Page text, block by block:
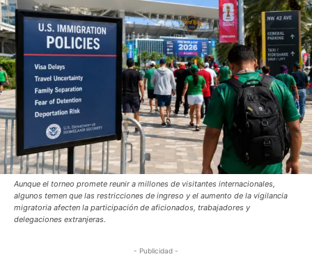
Aunque el torneo promete reunir a millones de visitantes internacionales,
algunos temen que las restricciones de ingreso y el aumento de la vigilancia
migratoria afecten la participación de aficionados, trabajadores y
delegaciones extranjeras.
- Publicidad -